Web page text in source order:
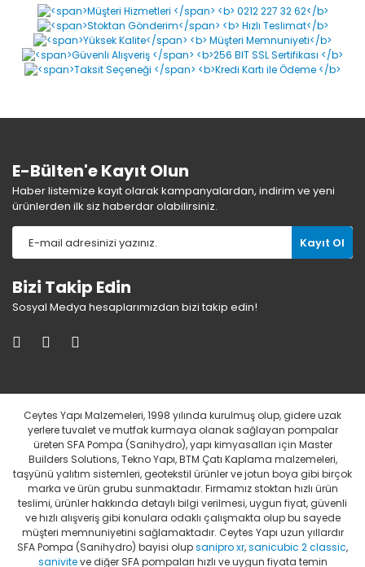
Yorumlar
E-Bülten'e Kayıt Olun
Haber listemize kayıt olarak kampanyalardan, indirim ve yeni
ürünlerden ilk siz haberdar olabilirsiniz.
Kayıt Ol
Bizi Takip Edin
Sosyal Medya hesaplarımızdan bizi takip edin!
Ceytes Yapı Malzemeleri, 1998 yılında kurulmuş olup, gidere uzak
yerlere tuvalet ve mutfak kurmaya olanak sağlayan pompalar
üreten SFA Pompa (Sanihydro), yapı kimyasalları için Master
Builders Solutions, Tekno Yapı, BTM Çatı Kaplama malzemeleri,
taşyünü yalıtım sistemleri, geotekstil ürünler ve jotun boya gibi birçok
marka ve ürün grubu sunmaktadır. Firmamız stoktan hızlı ürün
teslimi, ürünler hakkında detaylı bilgi verilmesi, uygun fiyat, güvenli
ve hızlı alışveriş gibi konulara odaklı çalışmakta olup bu sayede
müşteri memnuniyetini sağlamaktadır. Ceytes Yapı uzun yıllardır
SFA Pompa (Sanihydro) bayisi olupsanipro xr,sanicubic 2 classic,
saniviteve diğer SFA pompaları hızlı ve uygun fiyata temin